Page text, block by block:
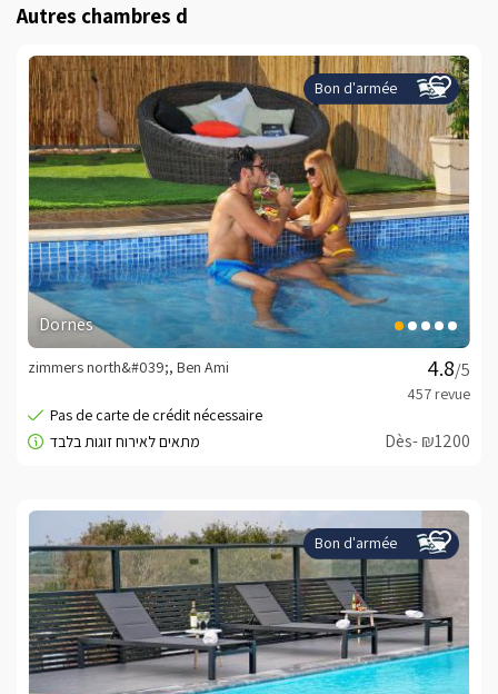
Autres chambres d
Bon d'armée
Dornes
/5
zimmers north&#039;, Ben Ami
Dès- ₪1200
Bon d'armée